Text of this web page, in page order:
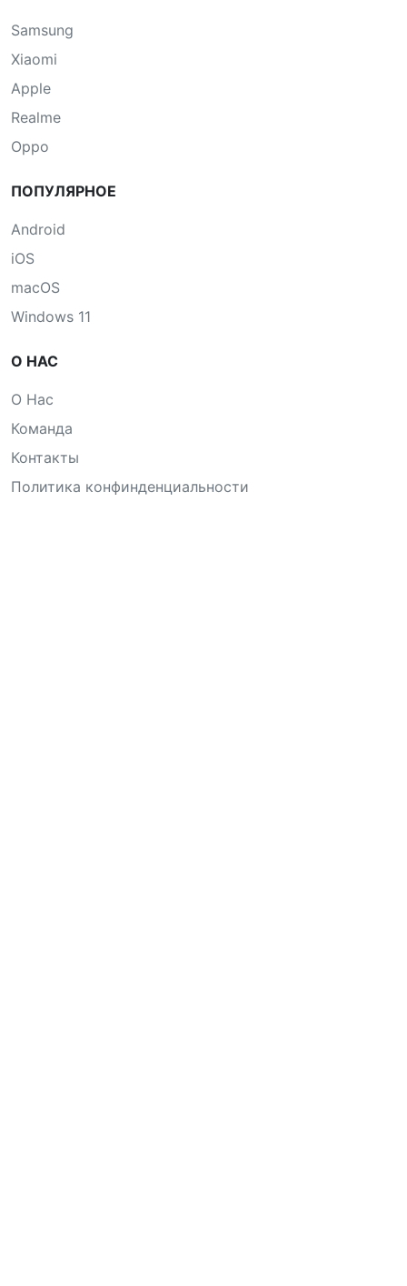
Samsung
Xiaomi
Apple
Realme
Oppo
ПОПУЛЯРНОЕ
Android
iOS
macOS
Windows 11
О НАС
О Нас
Команда
Контакты
Политика конфинденциальности